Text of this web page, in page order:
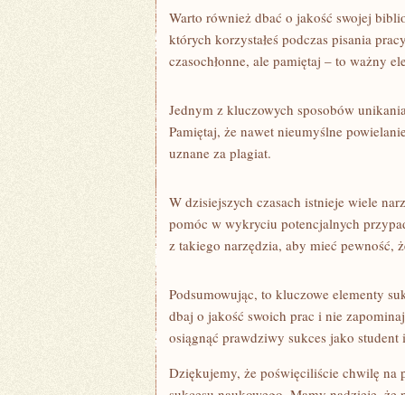
Warto również ⁤dbać o jakość swojej
których korzystałeś podczas ‌pisania
czasochłonne, ale pamiętaj‍ – to ważny‍
Jednym ‌z kluczowych sposobów
Pamiętaj, że nawet⁣ nieumyślne
uznane ​za plagiat.
W ​dzisiejszych czasach istnieje wiele
pomóc w wykryciu ⁤potencjalnych
z takiego narzędzia, aby mieć pewność,
Podsumowując,⁤ to ⁣kluczowe elementy
dbaj o ‌jakość⁢ swoich‌ prac i nie⁣
osiągnąć prawdziwy sukces jako student⁤
Dziękujemy, ​że poświęciliście chwilę ⁤na